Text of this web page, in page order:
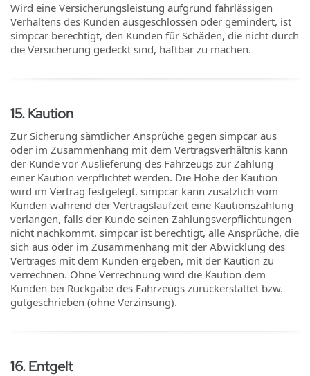
Wird eine Versicherungsleistung aufgrund fahrlässigen
Verhaltens des Kunden ausgeschlossen oder gemindert, ist
simpcar berechtigt, den Kunden für Schäden, die nicht durch
die Versicherung gedeckt sind, haftbar zu machen.
15.Kaution
Zur Sicherung sämtlicher Ansprüche gegen simpcar aus
oder im Zusammenhang mit dem Vertragsverhältnis kann
der Kunde vor Auslieferung des Fahrzeugs zur Zahlung
einer Kaution verpflichtet werden. Die Höhe der Kaution
wird im Vertrag festgelegt. simpcar kann zusätzlich vom
Kunden während der Vertragslaufzeit eine Kautionszahlung
verlangen, falls der Kunde seinen Zahlungsverpflichtungen
nicht nachkommt. simpcar ist berechtigt, alle Ansprüche, die
sich aus oder im Zusammenhang mit der Abwicklung des
Vertrages mit dem Kunden ergeben, mit der Kaution zu
verrechnen. Ohne Verrechnung wird die Kaution dem
Kunden bei Rückgabe des Fahrzeugs zurückerstattet bzw.
gutgeschrieben (ohne Verzinsung).
16.Entgelt